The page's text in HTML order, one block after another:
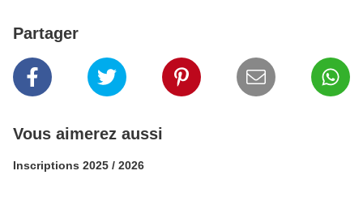
Partager
Vous aimerez aussi
Inscriptions 2025 / 2026